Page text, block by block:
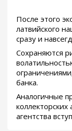
После этого
латвийского
сразу и
Сохраняются
банка.
Аналогичные
агентства